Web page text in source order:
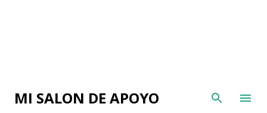
MI SALON DE APOYO